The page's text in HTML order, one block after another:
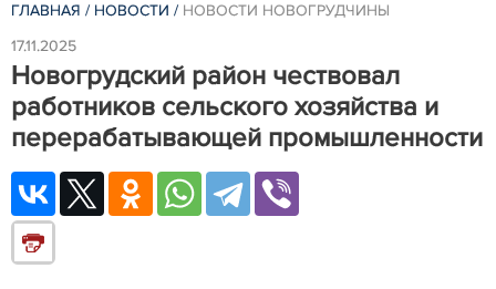
ГЛАВНАЯ / НОВОСТИ / НОВОСТИ НОВОГРУДЧИНЫ
17.11.2025
Новогрудский район чествовал
работников сельского хозяйства и
перерабатывающей промышленности